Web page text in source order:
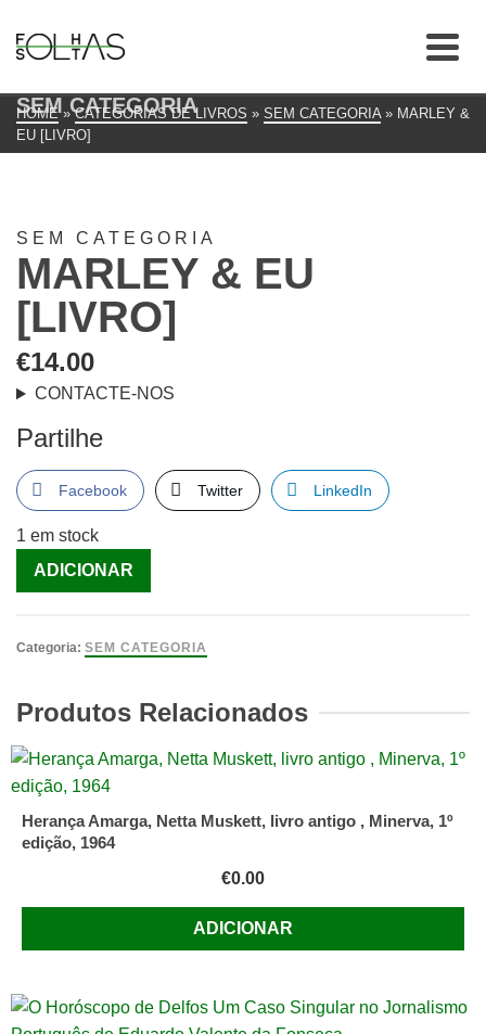
SEM CATEGORIA
HOME » CATEGORIAS DE LIVROS » SEM CATEGORIA » MARLEY &
EU [LIVRO]
SEM CATEGORIA
MARLEY & EU
[LIVRO]
€14.00
CONTACTE-NOS
Partilhe
Facebook Twitter LinkedIn
1 em stock
Quantidade
de
&
ADICIONAR
Categoria: SEM CATEGORIA
Produtos Relacionados
Herança Amarga, Netta Muskett, livro antigo , Minerva, 1º
edição, 1964
€0.00
ADICIONAR